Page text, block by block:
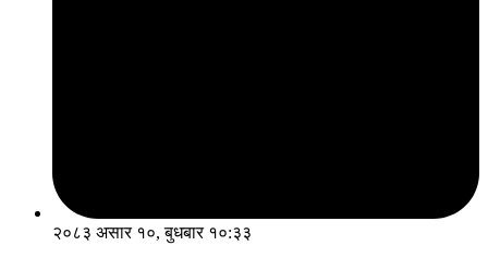
२०८३ असार १०, बुधबार १०:३३